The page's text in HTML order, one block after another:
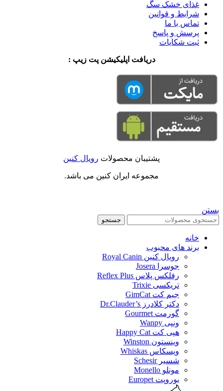
غذای خشک سگ
شرایط و قوانین
تماس با ما
پرسش و پاسخ
ثبت شکایات
دریافت اپلیکیشن پت زیپ :
پشتیبان محصولات رویال کنین
مجموعه ایران کنین می باشد.
بستن
جستجو
خانه
برند های محبوب
رویال کنین Royal Canin
جوسرا Josera
رفلکس پلاس Reflex Plus
تریکسی Trixie
جیم کت GimCat
دکتر کلادرز Dr.Clauder’s
گورمت Gourmet
ونپی Wanpy
هپی کت Happy Cat
وینستون Winston
ویسکاس Whiskas
شسیر Schesir
مونلو Monello
یوروپت Europet